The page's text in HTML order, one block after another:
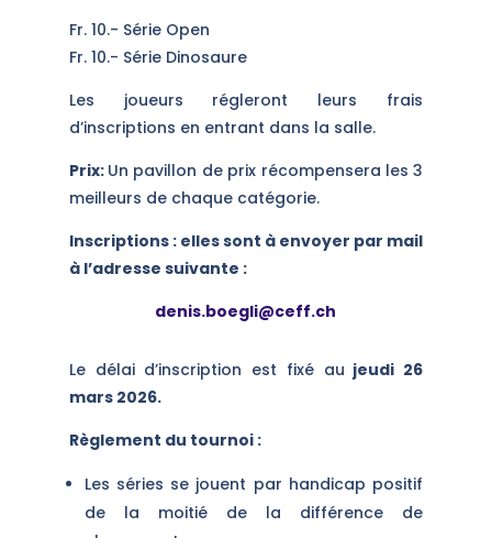
Fr. 10.- Série Open
Fr. 10.- Série Dinosaure
Les joueurs régleront leurs frais
d’inscriptions en entrant dans la salle.
Prix: Un pavillon de prix récompensera les 3
meilleurs de chaque catégorie.
Inscriptions : elles sont à envoyer par mail
à l’adresse suivante :
denis.boegli@ceff.ch
Le délai d’inscription est fixé au jeudi 26
mars 2026.
Règlement du tournoi :
Les séries se jouent par handicap positif
de la moitié de la différence de